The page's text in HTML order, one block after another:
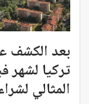
بعد الكشف
المثالي